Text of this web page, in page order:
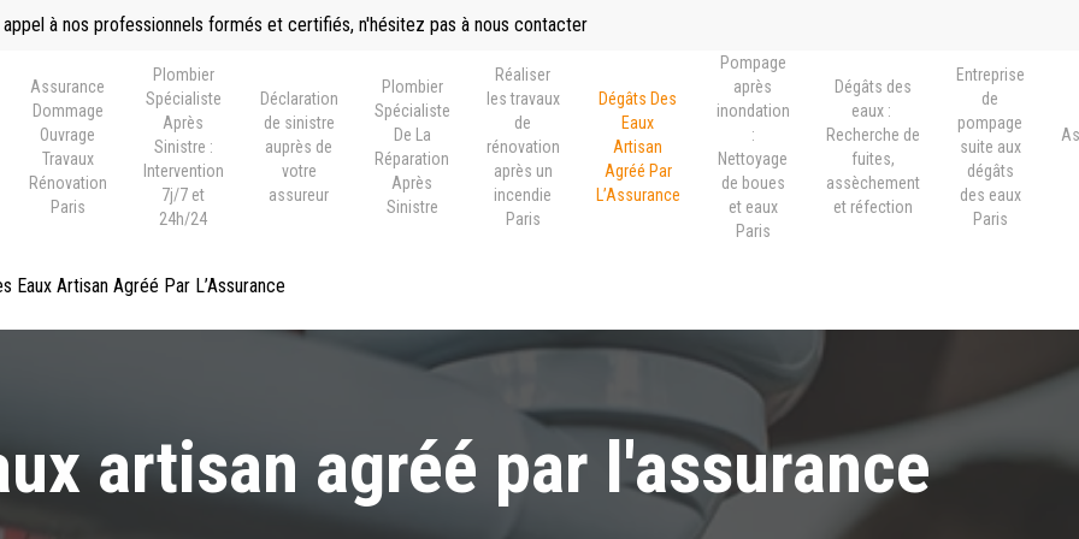
appel à nos professionnels formés et certifiés, n'hésitez pas à nous contacter
Assurance
Dommage
Ouvrage
Travaux
Rénovation
Paris
Plombier
Spécialiste
Après
Sinistre :
Intervention
7j/7 et
24h/24
Déclaration
de sinistre
auprès de
votre
assureur
Plombier
Spécialiste
De La
Réparation
Après
Sinistre
Réaliser
les travaux
de
rénovation
après un
incendie
Paris
Dégâts Des
Eaux
Artisan
Agréé Par
L’Assurance
Pompage
après
inondation
:
Nettoyage
de boues
et eaux
Paris
Dégâts des
eaux :
Recherche de
fuites,
assèchement
et réfection
Entreprise
de
pompage
suite aux
dégâts
des eaux
Paris
Eaux Artisan Agréé Par L’Assurance
artisan agréé par l'assurance